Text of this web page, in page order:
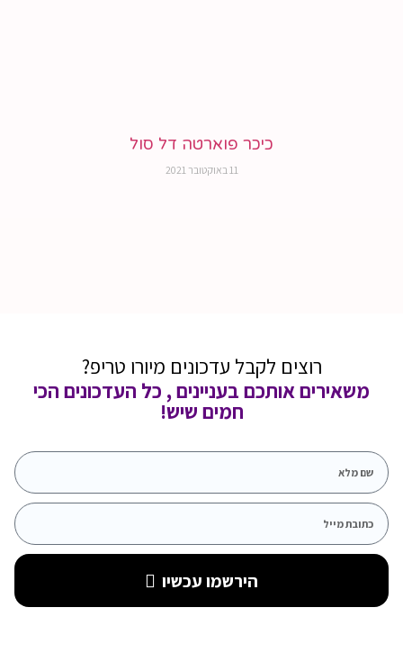
כיכר פוארטה דל סול
11 באוקטובר 2021
רוצים לקבל עדכונים מיורו טריפ?
משאירים אותכם בעניינים , כל העדכונים הכי
חמים שיש!
הירשמו עכשיו